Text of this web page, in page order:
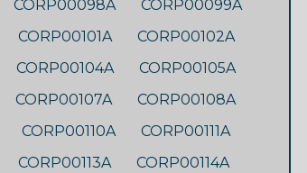
CORP00098A
CORP00099A
CORP00101A
CORP00102A
CORP00104A
CORP00105A
CORP00107A
CORP00108A
CORP00110A
CORP00111A
CORP00113A
CORP00114A